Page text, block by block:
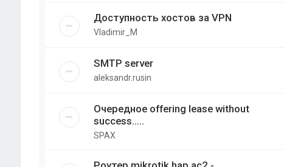
Доступность хостов за VPN
Vladimir_M
SMTP server
aleksandr.rusin
Очередное offering lease without
success.....
SPAX